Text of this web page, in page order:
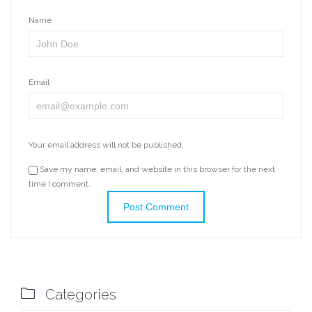
Name
Email
Your email address will not be published.
Save my name, email, and website in this browser for the next
time I comment.
 Categories